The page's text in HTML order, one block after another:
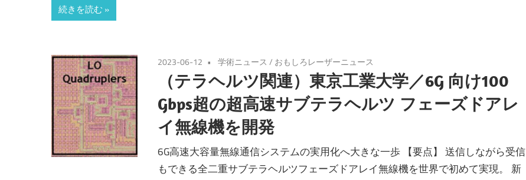
続きを読む
2023-06-12 学術ニュース / おもしろレーザーニュース
（テラヘルツ関連）東京工業大学／6G 向け100
Gbps超の超高速サブテラヘルツ フェーズドアレ
イ無線機を開発
6G高速大容量無線通信システムの実用化へ大きな一歩 【要点】 送信しながら受信
もできる全二重サブテラヘルツフェーズドアレイ無線機を世界で初めて実現。 新